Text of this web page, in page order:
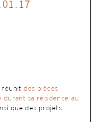
des pièces
durant sa résidence au
que des projets